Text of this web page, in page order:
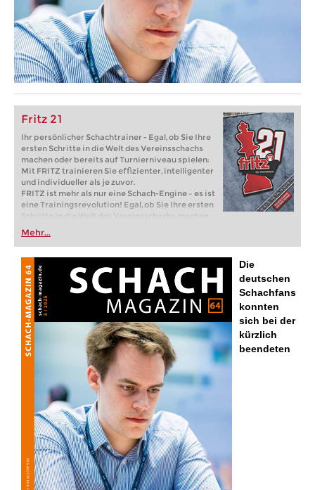
Fritz 21
Ihr persönlicher Schachtrainer - Egal, ob Sie Ihre
ersten Schritte in die Welt des Vereinsschachs
machen oder bereits auf Turnierniveau spielen:
Mit FRITZ trainieren Sie effizienter, intelligenter
und individueller als je zuvor.
FRITZ ist mehr als nur eine Schach-Engine – es ist
eine Trainingsrevolution! Egal, ob Sie Ihre ersten
Schritte in die Welt des Vereinsschachs machen
oder bereits auf Turnierniveau spielen: Mit
FRITZ trainieren Sie effizienter, intelligenter und
individueller als je zuvor.
Mehr...
Die
deutschen
Schachfans
konnten
sich bei der
kürzlich
beendeten